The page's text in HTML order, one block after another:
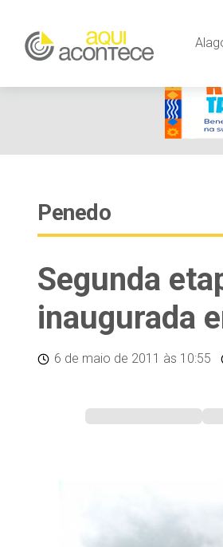
Penedo
Segunda
inaugurada
6 de maio de 2011 às 10:55